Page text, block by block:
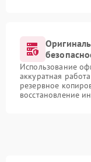
Использование
аккуратная
резервное
восстановление